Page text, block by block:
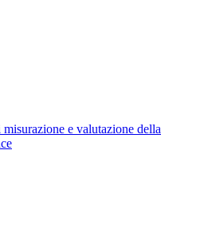
misurazione e valutazione della